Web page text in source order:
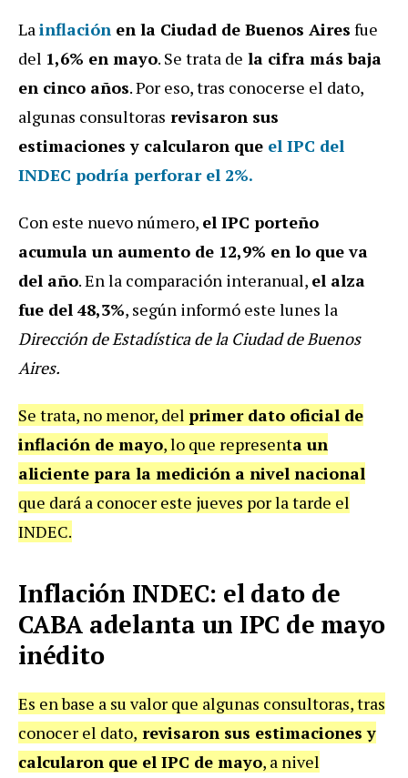
Lainflación en la Ciudad de Buenos Aires fue
del 1,6% en mayo. Se trata de la cifra más baja
en cinco años. Por eso, tras conocerse el dato,
algunas consultoras revisaron sus
estimaciones y calcularon que el IPC del
INDEC podría perforar el 2%.
Con este nuevo número, el IPC porteño
acumula un aumento de 12,9% en lo que va
del año. En la comparación interanual, el alza
fue del 48,3%, según informó este lunes la
Dirección de Estadística de la Ciudad de Buenos
Aires.
Se trata, no menor, del primer dato oficial de
inflación de mayo, lo que representa un
aliciente para la medición a nivel nacional
que dará a conocer este jueves por la tarde el
INDEC.
Inflación INDEC: el dato de
CABA adelanta un IPC de mayo
inédito
Es en base a su valor que algunas consultoras, tras
conocer el dato, revisaron sus estimaciones y
calcularon que el IPC de mayo, a nivel